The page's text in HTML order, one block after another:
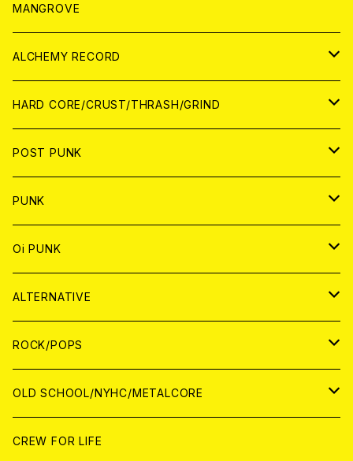
WORLD
アパレル
PATCH
アナログ
DIGITAL CONTENTS
MANGROVE
ALCHEMY RECORD
CD
ANALOG
HARD CORE/CRUST/THRASH/GRIND
JAPAN
CD
ANALOG
WORLD
CD
ANALOG
POST PUNK
CD
JAPAN
WORLD
ANALOG
JAPAN
WORLD
PUNK
JAPAN
CD
ANALOG
WORLD
CD
ANALOG
Oi PUNK
JAPAN
CD
ANALOG
WOLRD
CD
ANALOG
ALTERNATIVE
JAPAN
CD
ANALOG
WORLD
CD
ROCK/POPS
JAPAN
CD
WORLD
OLD SCHOOL/NYHC/METALCORE
JAPAN
CREW FOR LIFE